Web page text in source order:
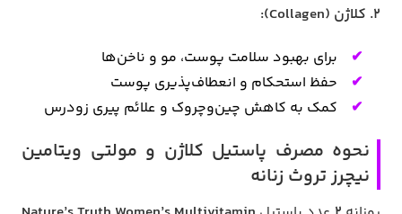
2. کلاژن (Collagen):
برای بهبود سلامت پوست، مو و ناخن‌ها
حفظ استحکام و انعطاف‌پذیری پوست
کمک به کاهش چین‌وچروک و علائم پیری زودرس
نحوه مصرف پاستیل کلاژن و مولتی ویتامین
نیچرز تروث زنانه